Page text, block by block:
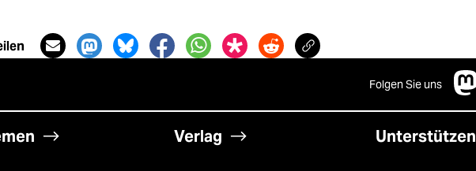
Folgen Sie uns
Verlag Unterstützen